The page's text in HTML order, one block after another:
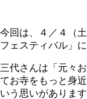
今回は、４／４（
フェスティバル」
三代さんは「元々
てお寺をもっと身
いう思いがあります